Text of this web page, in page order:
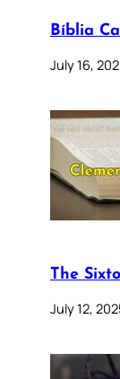
Bíblia
July 16,
The
July 12,